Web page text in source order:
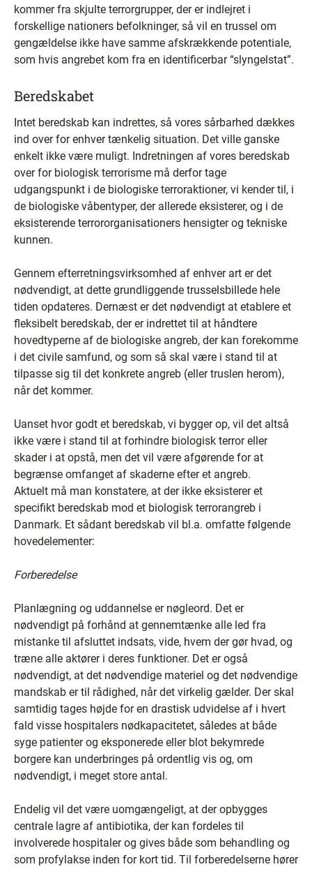
kommer fra skjulte terrorgrupper, der er indlejret i
forskellige nationers befolkninger, så vil en trussel om
gengældelse ikke have samme afskrækkende potentiale,
som hvis angrebet kom fra en identificerbar “slyngelstat”.
Beredskabet
Intet beredskab kan indrettes, så vores sårbarhed dækkes
ind over for enhver tænkelig situation. Det ville ganske
enkelt ikke være muligt. Indretningen af vores beredskab
over for biologisk terrorisme må derfor tage
udgangspunkt i de biologiske terroraktioner, vi kender til, i
de biologiske våbentyper, der allerede eksisterer, og i de
eksisterende terrororganisationers hensigter og tekniske
kunnen.
Gennem efterretningsvirksomhed af enhver art er det
nødvendigt, at dette grundliggende trusselsbillede hele
tiden opdateres. Dernæst er det nødvendigt at etablere et
fleksibelt beredskab, der er indrettet til at håndtere
hovedtyperne af de biologiske angreb, der kan forekomme
i det civile samfund, og som så skal være i stand til at
tilpasse sig til det konkrete angreb (eller truslen herom),
når det kommer.
Uanset hvor godt et beredskab, vi bygger op, vil det altså
ikke være i stand til at forhindre biologisk terror eller
skader i at opstå, men det vil være afgørende for at
begrænse omfanget af skaderne efter et angreb.
Aktuelt må man konstatere, at der ikke eksisterer et
specifikt beredskab mod et biologisk terrorangreb i
Danmark. Et sådant beredskab vil bl.a. omfatte følgende
hovedelementer:
Forberedelse
Planlægning og uddannelse er nøgleord. Det er
nødvendigt på forhånd at gennemtænke alle led fra
mistanke til afsluttet indsats, vide, hvem der gør hvad, og
træne alle aktører i deres funktioner. Det er også
nødvendigt, at det nødvendige materiel og det nødvendige
mandskab er til rådighed, når det virkelig gælder. Der skal
samtidig tages højde for en drastisk udvidelse af i hvert
fald visse hospitalers nødkapacitetet, således at både
syge patienter og eksponerede eller blot bekymrede
borgere kan underbringes på ordentlig vis og, om
nødvendigt, i meget store antal.
Endelig vil det være uomgængeligt, at der opbygges
centrale lagre af antibiotika, der kan fordeles til
involverede hospitaler og gives både som behandling og
som profylakse inden for kort tid. Til forberedelserne hører